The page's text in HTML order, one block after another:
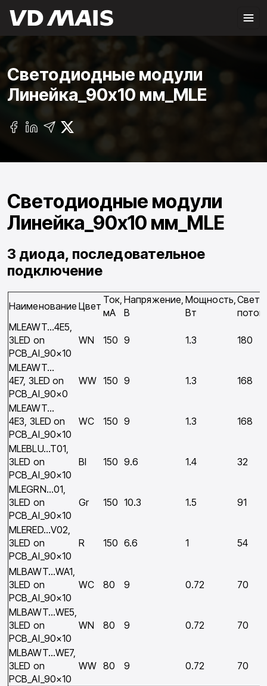
Светодиодные модули
Линейка_90х10 мм_MLE
Светодиодные модули
Линейка_90х10 мм_MLE
3 диода, последовательное
подключение
Наименование Цвет
Ток,
мA
Напряжение,
В
Мощность,
Вт
MLEAWT…4E5,
3LED on
PCB_Al_90×10
WN 150 9 1.3 180
MLEAWT…
4E7, 3LED on
PCB_Al_90×0
WW 150 9 1.3 168
MLEAWT…
4E3, 3LED on
PCB_Al_90×10
WC 150 9 1.3 168
MLEBLU…T01,
3LED on
PCB_Al_90×10
Bl 150 9.6 1.4 32
MLEGRN…01,
3LED on
PCB_Al_90×10
Gr 150 10.3 1.5 91
MLERED…V02,
3LED on
PCB_Al_90×10
R 150 6.6 1 54
MLBAWT…WA1,
3LED on
PCB_Al_90×10
WC 80 9 0.72 70
MLBAWT…WE5,
3LED on
PCB_Al_90×10
WN 80 9 0.72 70
MLBAWT…WE7,
3LED on
PCB_Al_90×10
WW 80 9 0.72 70